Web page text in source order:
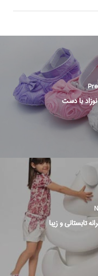
با دست
تابستانی و زیبا